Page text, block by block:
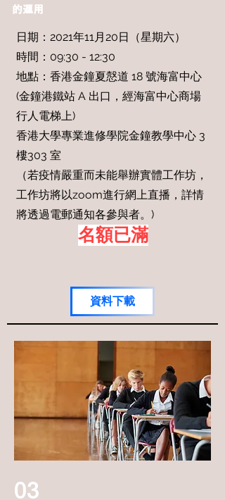
的運用
日期：2021年11月20日（星期六）
時間：09:30 - 12:30
地點：香港金鐘夏慤道 18 號海富中心
(金鐘港鐵站 A 出口，經海富中心商場
行人電梯上)
香港大學專業進修學院金鐘教學中心 3
樓303 室
（若疫情嚴重而未能舉辦實體工作坊，
工作坊將以zoom進行網上直播，詳情
將透過電郵通知各參與者。)
名額已滿
資料下載
03